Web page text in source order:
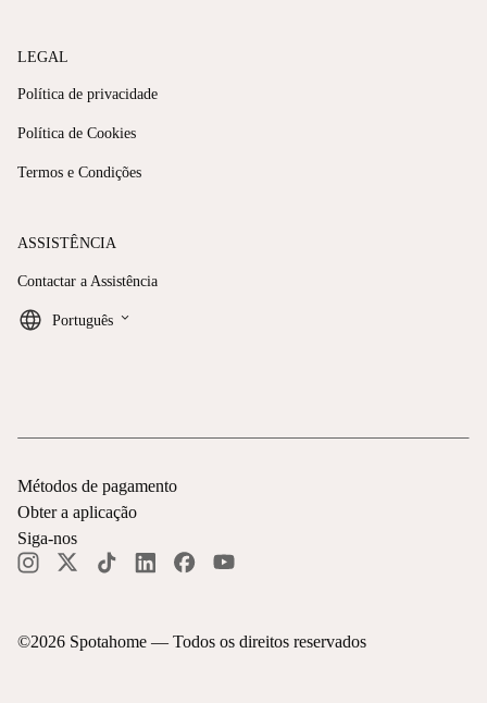
LEGAL
Política de privacidade
Política de Cookies
Termos e Condições
ASSISTÊNCIA
Contactar a Assistência
Português keyboard_arrow_down
©2026 Spotahome — Todos os direitos reservados
Métodos de pagamento
Obter a aplicação
Siga-nos